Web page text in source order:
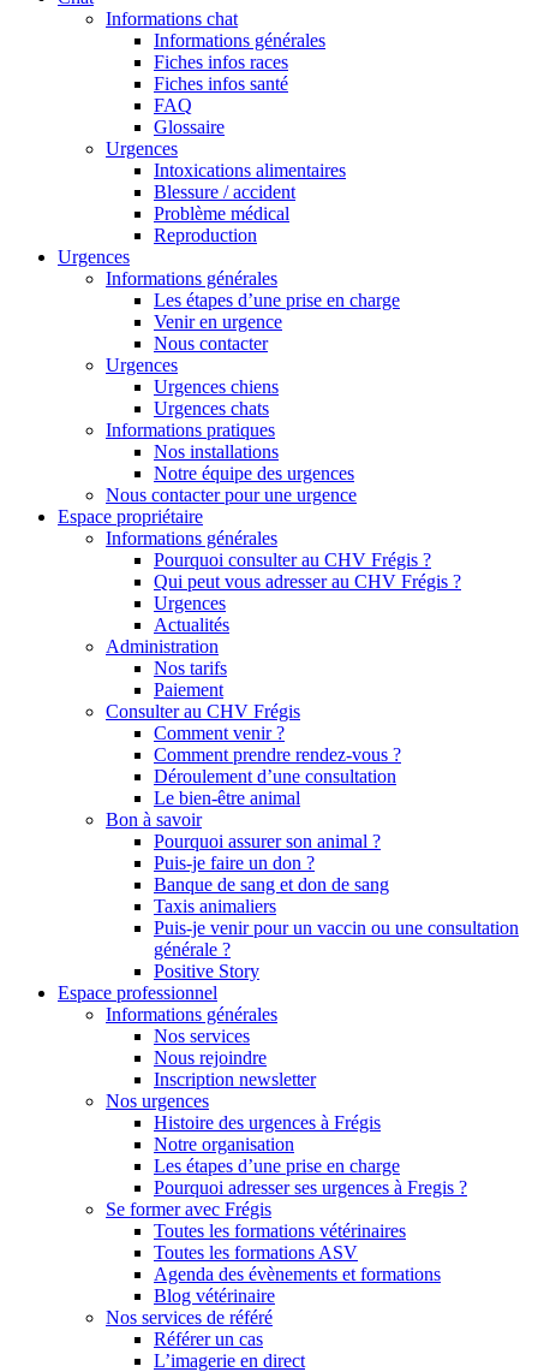
Informations chat
Informations générales
Fiches infos races
Fiches infos santé
FAQ
Glossaire
Urgences
Intoxications alimentaires
Blessure / accident
Problème médical
Reproduction
Urgences
Informations générales
Les étapes d’une prise en charge
Venir en urgence
Nous contacter
Urgences
Urgences chiens
Urgences chats
Informations pratiques
Nos installations
Notre équipe des urgences
Nous contacter pour une urgence
Espace propriétaire
Informations générales
Pourquoi consulter au CHV Frégis ?
Qui peut vous adresser au CHV Frégis ?
Urgences
Actualités
Administration
Nos tarifs
Paiement
Consulter au CHV Frégis
Comment venir ?
Comment prendre rendez-vous ?
Déroulement d’une consultation
Le bien-être animal
Bon à savoir
Pourquoi assurer son animal ?
Puis-je faire un don ?
Banque de sang et don de sang
Taxis animaliers
Puis-je venir pour un vaccin ou une consultation
générale ?
Positive Story
Espace professionnel
Informations générales
Nos services
Nous rejoindre
Inscription newsletter
Nos urgences
Histoire des urgences à Frégis
Notre organisation
Les étapes d’une prise en charge
Pourquoi adresser ses urgences à Fregis ?
Se former avec Frégis
Toutes les formations vétérinaires
Toutes les formations ASV
Agenda des évènements et formations
Blog vétérinaire
Nos services de référé
Référer un cas
L’imagerie en direct